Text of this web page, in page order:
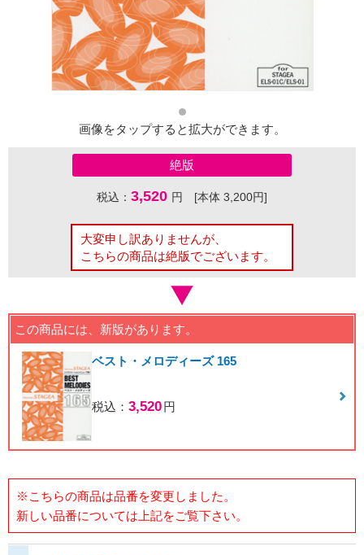
画像をタップすると拡大ができます。
絶版
税込： 3,520 円 [本体 3,200円]
大変申し訳ありませんが、
こちらの商品は絶版でございます。
この商品には、新版があります。
ベスト・メロディーズ 165
税込： 3,520円
※こちらの商品は品番を変更しました。
新しい品番については上記をご覧下さい。